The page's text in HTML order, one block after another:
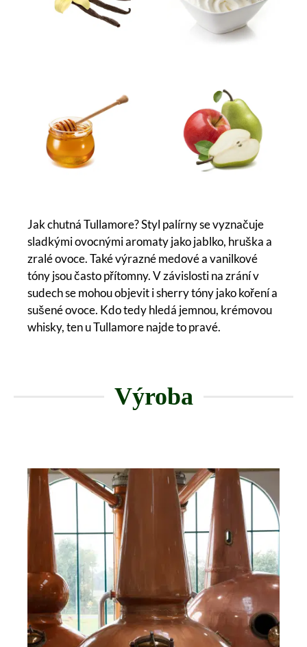
Jak chutná Tullamore? Styl palírny se vyznačuje
sladkými ovocnými aromaty jako jablko, hruška a
zralé ovoce. Také výrazné medové a vanilkové
tóny jsou často přítomny. V závislosti na zrání v
sudech se mohou objevit i sherry tóny jako koření a
sušené ovoce. Kdo tedy hledá jemnou, krémovou
whisky, ten u Tullamore najde to pravé.
Výroba